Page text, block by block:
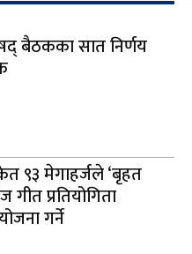
बैठकका सात निर्णय
९३ मेगाहर्जले ‘बृहत
प्रतियोगिता
गर्ने